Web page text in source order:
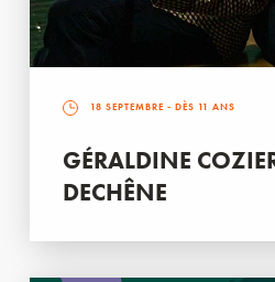
18 SEPTEMBRE - DÈS 11 ANS
GÉRALDINE
DECHÊNE